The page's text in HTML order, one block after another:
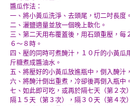
醬瓜作法：
一、將小黃瓜洗淨、去頭尾，切二吋長度。
二、灑鹽適量並放一個晚上軟化。
三、第二天用布覆蓋後，用石頭重壓，每
６～８時。
四、壓的同時可煮醃汁，１０斤的小黃瓜
斤糖煮成醬油水。
五、將壓好的小黃瓜放進瓶中，倒入醃汁
六、將醃汁倒出重煮，冷卻後再倒入瓶中。
七、如此即可吃，或再於隔七天（第２次
隔１５天（第３次），隔３０天（第４次